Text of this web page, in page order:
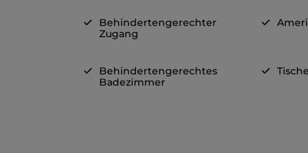
Behindertengerechter
Zugang
Behindertengerechtes
Badezimmer